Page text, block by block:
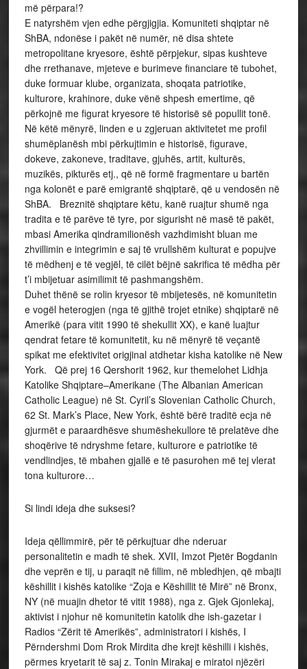
më përpara!?
E natyrshëm vjen edhe përgjigjia. Komuniteti shqiptar në
ShBA, ndonëse i pakët në numër, në disa shtete
metropolitane kryesore, është përpjekur, sipas kushteve
dhe rrethanave, mjeteve e burimeve financiare të tubohet,
duke formuar klube, organizata, shoqata patriotike,
kulturore, krahinore, duke vënë shpesh emertime, që
përkojnë me figurat kryesore të historisë së popullit tonë.
Në këtë mënyrë, linden e u zgjeruan aktivitetet me profil
shumëplanësh mbi përkujtimin e historisë, figurave,
dokeve, zakoneve, traditave, gjuhës, artit, kulturës,
muzikës, pikturës etj., që në formë fragmentare u bartën
nga kolonët e parë emigrantë shqiptarë, që u vendosën në
ShBA. Breznitë shqiptare këtu, kanë ruajtur shumë nga
tradita e të parëve të tyre, por sigurisht në masë të pakët,
mbasi Amerika qindramilionësh vazhdimisht bluan me
zhvillimin e integrimin e saj të vrullshëm kulturat e popujve
të mëdhenj e të vegjël, të cilët bëjnë sakrifica të mëdha për
t’i mbijetuar asimilimit të pashmangshëm.
Duhet thënë se rolin kryesor të mbijetesës, në komunitetin
e vogël heterogjen (nga të gjithë trojet etnike) shqiptarë në
Amerikë (para vitit 1990 të shekullit XX), e kanë luajtur
qendrat fetare të komunitetit, ku në mënyrë të veçantë
spikat me efektivitet origjinal atdhetar kisha katolike në New
York. Që prej 16 Qershorit 1962, kur themelohet Lidhja
Katolike Shqiptare–Amerikane (The Albanian American
Catholic League) në St. Cyril’s Slovenian Catholic Church,
62 St. Mark’s Place, New York, është bërë traditë ecja në
gjurmët e paraardhësve shumëshekullore të prelatëve dhe
shoqërive të ndryshme fetare, kulturore e patriotike të
vendlindjes, të mbahen gjallë e të pasurohen më tej vlerat
tona kulturore…
Si lindi ideja dhe suksesi?
Ideja qëllimmirë, për të përkujtuar dhe nderuar
personalitetin e madh të shek. XVII, Imzot Pjetër Bogdanin
dhe veprën e tij, u paraqit në fillim, në mbledhjen, që mbajti
këshillit i kishës katolike “Zoja e Këshillit të Mirë” në Bronx,
NY (në muajin dhetor të vitit 1988), nga z. Gjek Gjonlekaj,
aktivist i njohur në komunitetin katolik dhe ish-gazetar i
Radios “Zërit të Amerikës”, administratori i kishës, I
Përndershmi Dom Rrok Mirdita dhe krejt këshilli i kishës,
përmes kryetarit të saj z. Tonin Mirakaj e miratoi njëzëri